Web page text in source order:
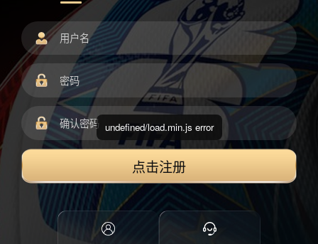
点击注册
undefined/load.min.js error